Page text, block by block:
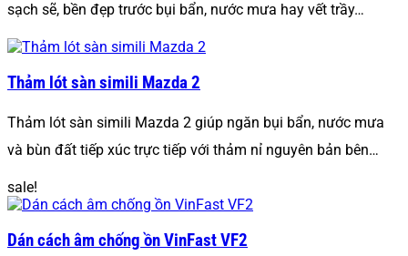
sạch sẽ, bền đẹp trước bụi bẩn, nước mưa hay vết trầy…
Thảm lót sàn simili Mazda 2
Thảm lót sàn simili Mazda 2 giúp ngăn bụi bẩn, nước mưa
và bùn đất tiếp xúc trực tiếp với thảm nỉ nguyên bản bên…
sale!
Dán cách âm chống ồn VinFast VF2